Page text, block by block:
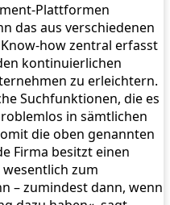
Plattformen
das aus verschiedenen
how zentral erfasst
kontinuierlichen
zu erleichtern.
Suchfunktionen, die es
in sämtlichen
die oben genannten
Firma besitzt einen
zum
– zumindest dann, wenn